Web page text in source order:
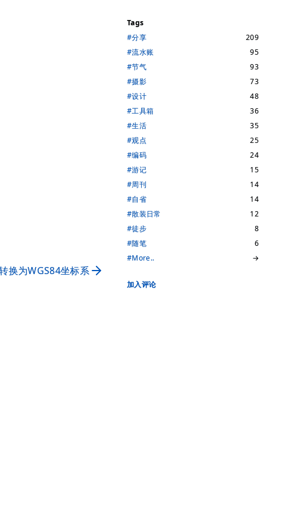
换为WGS84坐标系
Tags
#分享
209
#流水账
95
#节气
93
#摄影
73
#设计
48
#工具箱
36
#生活
35
#观点
25
#编码
24
#游记
15
#周刊
14
#自省
14
#散装日常
12
#徒步
8
#随笔
6
#More..
→
加入评论